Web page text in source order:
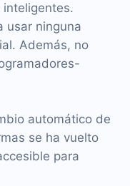
usar ninguna
Además, no
automático de
se ha vuelto
para